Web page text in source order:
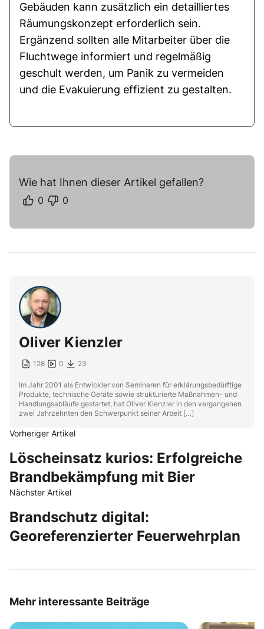
Gebäuden kann zusätzlich ein detailliertes
Räumungskonzept erforderlich sein.
Ergänzend sollten alle Mitarbeiter über die
Fluchtwege informiert und regelmäßig
geschult werden, um Panik zu vermeiden
und die Evakuierung effizient zu gestalten.
Wie hat Ihnen dieser Artikel gefallen?
0 0
Oliver Kienzler
128 0 23
Im Jahr 2001 als Entwickler von Seminaren für erklärungsbedürftige
Produkte, technische Geräte sowie strukturierte Maßnahmen- und
Handlungsabläufe gestartet, hat Oliver Kienzler in den vergangenen
zwei Jahrzehnten den Schwerpunkt seiner Arbeit […]
Vorheriger Artikel
Löscheinsatz kurios: Erfolgreiche
Brandbekämpfung mit Bier
Nächster Artikel
Brandschutz digital:
Georeferenzierter Feuerwehrplan
Mehr interessante Beiträge